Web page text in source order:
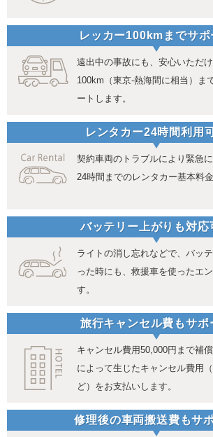
レッカー100kmまでサポ
遠出中の事故にも、安心いただけ
100km（東京-熱海間に相当）ま
ートします。
レンタカー24時間利用
契約車両のトラブルにより緊急
24時間までのレンタカー基本料
バッテリー上がりも対応
ライトの消し忘れなどで、バッ
った時にも、救援車を使ったエ
す。
旅行キャンセル費もサポ
キャンセル費用50,000円まで補
によって生じたキャンセル費用
ど）をお支払いします。
修理後の車両搬送費もサ